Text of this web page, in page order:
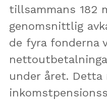
tillsammans 182
genomsnittlig
de fyra fonderna
under året.